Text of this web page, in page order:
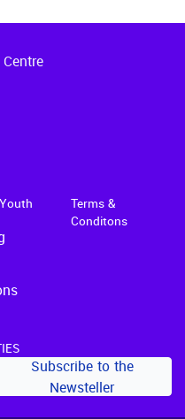
Terms &
Conditons
Subscribe to the
Newsteller